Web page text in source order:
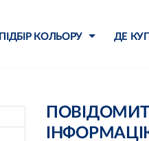
ПІДБІР КОЛЬОРУ ДЕ